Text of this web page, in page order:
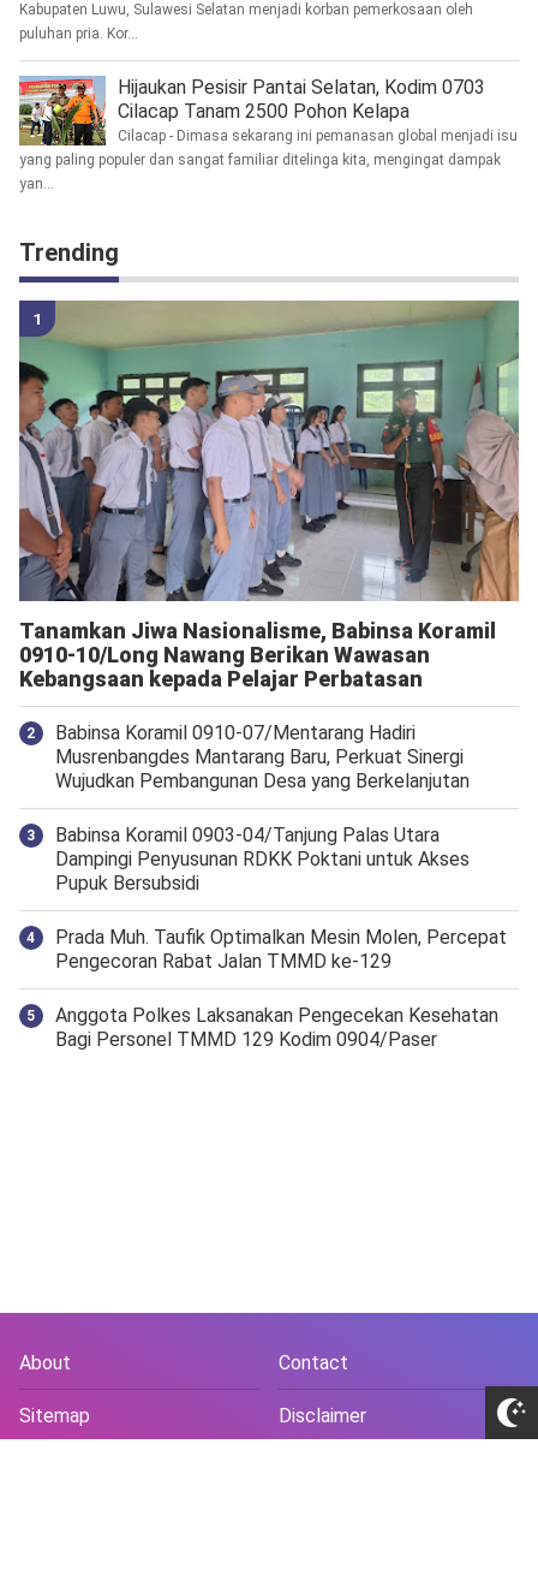
Kabupaten Luwu, Sulawesi Selatan menjadi korban pemerkosaan oleh
puluhan pria. Kor...
Hijaukan Pesisir Pantai Selatan, Kodim 0703
Cilacap Tanam 2500 Pohon Kelapa
Cilacap - Dimasa sekarang ini pemanasan global menjadi isu
yang paling populer dan sangat familiar ditelinga kita, mengingat dampak
yan...
Trending
Tanamkan Jiwa Nasionalisme, Babinsa Koramil
0910-10/Long Nawang Berikan Wawasan
Kebangsaan kepada Pelajar Perbatasan
Babinsa Koramil 0910-07/Mentarang Hadiri
Musrenbangdes Mantarang Baru, Perkuat Sinergi
Wujudkan Pembangunan Desa yang Berkelanjutan
‎Babinsa Koramil 0903-04/Tanjung Palas Utara
Dampingi Penyusunan RDKK Poktani untuk Akses
Pupuk Bersubsidi
Prada Muh. Taufik Optimalkan Mesin Molen, Percepat
Pengecoran Rabat Jalan TMMD ke-129
Anggota Polkes Laksanakan Pengecekan Kesehatan
Bagi Personel TMMD 129 Kodim 0904/Paser
About Contact
Sitemap Disclaimer